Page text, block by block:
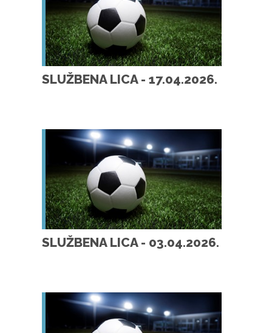
SLUŽBENA LICA - 17.04.2026.
SLUŽBENA LICA - 03.04.2026.